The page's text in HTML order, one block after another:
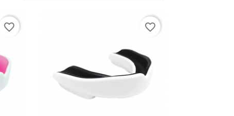
favorite_border favorite_border